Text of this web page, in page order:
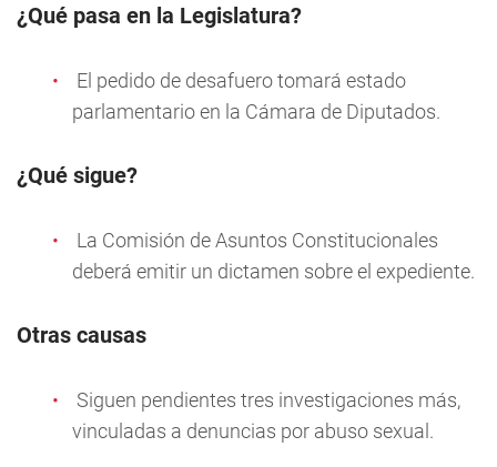
¿Qué pasa en la Legislatura?
El pedido de desafuero tomará estado
parlamentario en la Cámara de Diputados.
¿Qué sigue?
La Comisión de Asuntos Constitucionales
deberá emitir un dictamen sobre el expediente.
Otras causas
Siguen pendientes tres investigaciones más,
vinculadas a denuncias por abuso sexual.